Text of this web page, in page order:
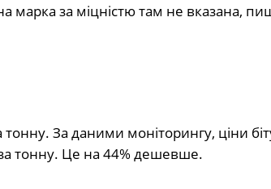
марка за міцністю там не вказана,
За даними моніторингу, ціни
тонну. Це на 44% дешевше.